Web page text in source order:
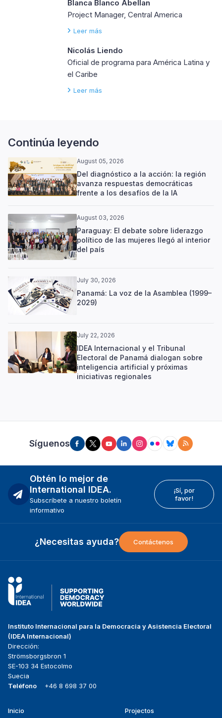
Blanca Blanco Abellan
Project Manager, Central America
Leer más
Nicolás Liendo
Oficial de programa para América Latina y
el Caribe
Leer más
Continúa leyendo
August 05, 2026
Del diagnóstico a la acción: la región
avanza respuestas democráticas
frente a los desafíos de la IA
August 03, 2026
Paraguay: El debate sobre liderazgo
político de las mujeres llegó al interior
del país
July 30, 2026
Panamá: La voz de la Asamblea (1999–
2029)
July 22, 2026
IDEA Internacional y el Tribunal
Electoral de Panamá dialogan sobre
inteligencia artificial y próximas
iniciativas regionales
Síguenos
Obtén lo mejor de
International IDEA.
Subscríbete a nuestro boletín
informativo
¡Sí, por
favor!
¿Necesitas ayuda? Contáctenos
Instituto Internacional para la Democracia y Asistencia Electoral
(IDEA Internacional)
Dirección:
Strömsborgsbron 1
SE-103 34 Estocolmo
Suecia
Teléfono
+46 8 698 37 00
Footer
Inicio
Projectos